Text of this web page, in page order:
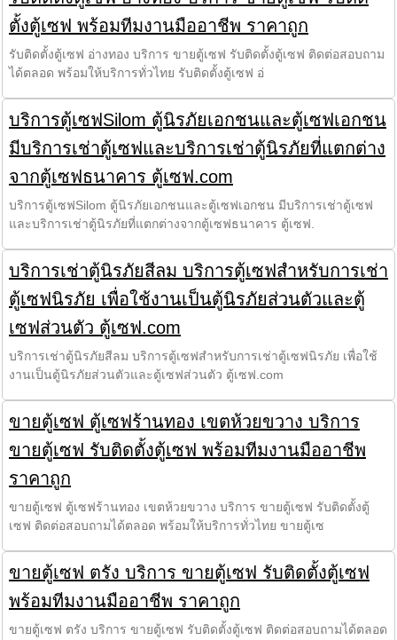
ตั้งตู้เซฟ พร้อมทีมงานมืออาชีพ ราคาถูก
รับติดตั้งตู้เซฟ อ่างทอง บริการ ขายตู้เซฟ รับติดตั้งตู้เซฟ ติดต่อสอบถาม
ได้ตลอด พร้อมให้บริการทั่วไทย รับติดตั้งตู้เซฟ อ่
บริการตู้เซฟSilom ตู้นิรภัยเอกชนและตู้เซฟเอกชน
มีบริการเช่าตู้เซฟและบริการเช่าตู้นิรภัยที่แตกต่าง
จากตู้เซฟธนาคาร ตู้เซฟ.com
บริการตู้เซฟSilom ตู้นิรภัยเอกชนและตู้เซฟเอกชน มีบริการเช่าตู้เซฟ
และบริการเช่าตู้นิรภัยที่แตกต่างจากตู้เซฟธนาคาร ตู้เซฟ.
บริการเช่าตู้นิรภัยสีลม บริการตู้เซฟสำหรับการเช่า
ตู้เซฟนิรภัย เพื่อใช้งานเป็นตู้นิรภัยส่วนตัวและตู้
เซฟส่วนตัว ตู้เซฟ.com
บริการเช่าตู้นิรภัยสีลม บริการตู้เซฟสำหรับการเช่าตู้เซฟนิรภัย เพื่อใช้
งานเป็นตู้นิรภัยส่วนตัวและตู้เซฟส่วนตัว ตู้เซฟ.com
ขายตู้เซฟ ตู้เซฟร้านทอง เขตห้วยขวาง บริการ
ขายตู้เซฟ รับติดตั้งตู้เซฟ พร้อมทีมงานมืออาชีพ
ราคาถูก
ขายตู้เซฟ ตู้เซฟร้านทอง เขตห้วยขวาง บริการ ขายตู้เซฟ รับติดตั้งตู้
เซฟ ติดต่อสอบถามได้ตลอด พร้อมให้บริการทั่วไทย ขายตู้เซ
ขายตู้เซฟ ตรัง บริการ ขายตู้เซฟ รับติดตั้งตู้เซฟ
พร้อมทีมงานมืออาชีพ ราคาถูก
ขายตู้เซฟ ตรัง บริการ ขายตู้เซฟ รับติดตั้งตู้เซฟ ติดต่อสอบถามได้ตลอด